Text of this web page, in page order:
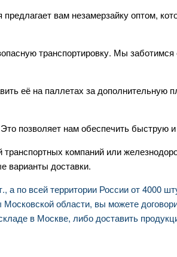
вам незамерзайку оптом,
транспортировку. Мы
её на паллетах за дополнительную
позволяет нам обеспечить быструю
компаний или
варианты доставки.
по всей территории России от 4000
области, вы можете
в Москве, либо доставить